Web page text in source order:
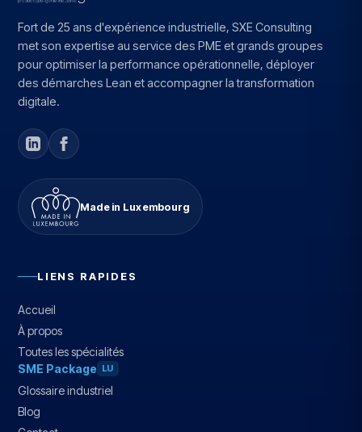
Fort de 25 ans d'expérience industrielle, SXE Consulting
met son expertise au service des PME et grands groupes
pour optimiser la performance opérationnelle, déployer
des démarches Lean et accompagner la transformation
digitale.
Made in Luxembourg
LIENS RAPIDES
Accueil
À propos
Toutes les spécialités
SME Package LU
Glossaire industriel
Blog